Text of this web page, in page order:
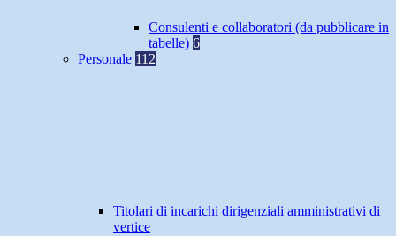
Consulenti e collaboratori (da pubblicare in
tabelle) 6
Personale 112
Titolari di incarichi dirigenziali amministrativi di
vertice